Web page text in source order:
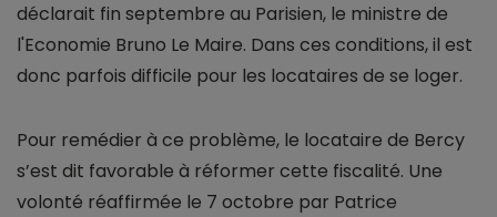
déclarait fin septembre au Parisien, le ministre de
l'Economie Bruno Le Maire. Dans ces conditions, il est
donc parfois difficile pour les locataires de se loger.
Pour remédier à ce problème, le locataire de Bercy
s’est dit favorable à réformer cette fiscalité. Une
volonté réaffirmée le 7 octobre par Patrice